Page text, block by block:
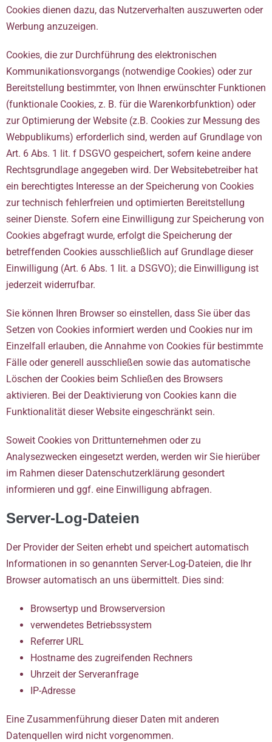
Cookies dienen dazu, das Nutzerverhalten auszuwerten oder
Werbung anzuzeigen.
Cookies, die zur Durchführung des elektronischen
Kommunikationsvorgangs (notwendige Cookies) oder zur
Bereitstellung bestimmter, von Ihnen erwünschter Funktionen
(funktionale Cookies, z. B. für die Warenkorbfunktion) oder
zur Optimierung der Website (z.B. Cookies zur Messung des
Webpublikums) erforderlich sind, werden auf Grundlage von
Art. 6 Abs. 1 lit. f DSGVO gespeichert, sofern keine andere
Rechtsgrundlage angegeben wird. Der Websitebetreiber hat
ein berechtigtes Interesse an der Speicherung von Cookies
zur technisch fehlerfreien und optimierten Bereitstellung
seiner Dienste. Sofern eine Einwilligung zur Speicherung von
Cookies abgefragt wurde, erfolgt die Speicherung der
betreffenden Cookies ausschließlich auf Grundlage dieser
Einwilligung (Art. 6 Abs. 1 lit. a DSGVO); die Einwilligung ist
jederzeit widerrufbar.
Sie können Ihren Browser so einstellen, dass Sie über das
Setzen von Cookies informiert werden und Cookies nur im
Einzelfall erlauben, die Annahme von Cookies für bestimmte
Fälle oder generell ausschließen sowie das automatische
Löschen der Cookies beim Schließen des Browsers
aktivieren. Bei der Deaktivierung von Cookies kann die
Funktionalität dieser Website eingeschränkt sein.
Soweit Cookies von Drittunternehmen oder zu
Analysezwecken eingesetzt werden, werden wir Sie hierüber
im Rahmen dieser Datenschutzerklärung gesondert
informieren und ggf. eine Einwilligung abfragen.
Server-Log-Dateien
Der Provider der Seiten erhebt und speichert automatisch
Informationen in so genannten Server-Log-Dateien, die Ihr
Browser automatisch an uns übermittelt. Dies sind:
Browsertyp und Browserversion
verwendetes Betriebssystem
Referrer URL
Hostname des zugreifenden Rechners
Uhrzeit der Serveranfrage
IP-Adresse
Eine Zusammenführung dieser Daten mit anderen
Datenquellen wird nicht vorgenommen.